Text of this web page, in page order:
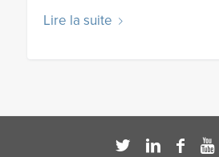
Lire la suite